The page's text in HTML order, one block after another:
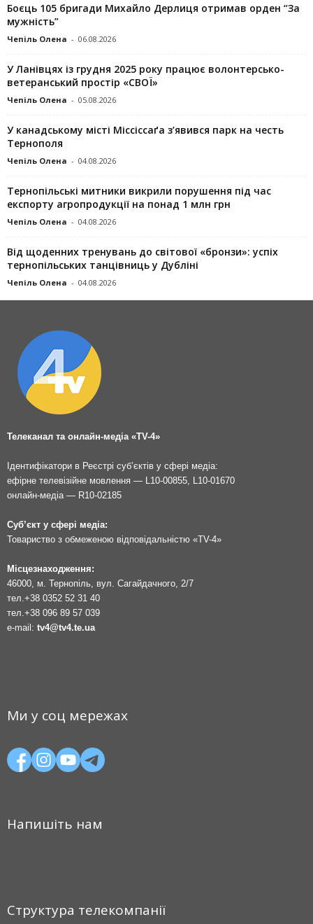
Боєць 105 бригади Михайло Дерлиця отримав орден “За
мужність”
Чепіль Олена - 06.08.2026
У Ланівцях із грудня 2025 року працює волонтерсько-
ветеранський простір «СВОЇ»
Чепіль Олена - 05.08.2026
У канадському місті Міссіссаґа з’явився парк на честь
Тернополя
Чепіль Олена - 04.08.2026
Тернопільські митники викрили порушення під час
експорту агропродукції на понад 1 млн грн
Чепіль Олена - 04.08.2026
Від щоденних тренувань до світової «бронзи»: успіх
тернопільських танцівниць у Дубліні
Чепіль Олена - 04.08.2026
Телеканал та онлайн-медіа «TV-4»
Ідентифікатори в Реєстрі суб’єктів у сфері медіа:
ефірне телевізійне мовлення — L10-00855, L10-01670
онлайн-медіа — R10-02185
Суб’єкт у сфері медіа:
Товариство з обмеженою відповідальністю «TV-4»
Місцезнаходження:
46000, м. Тернопіль, вул. Сагайдачного, 2/7
тел. +38 0352 52 31 40
тел. +38 096 89 57 039
e-mail: tv4@tv4.te.ua
Ми у соц мережах
Напишіть нам
Структура телекомпанії